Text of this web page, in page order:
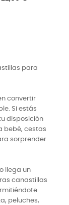
para
convertir
Si estás
disposición
bebé, cestas
sorprender
llega un
canastillas
peluches,